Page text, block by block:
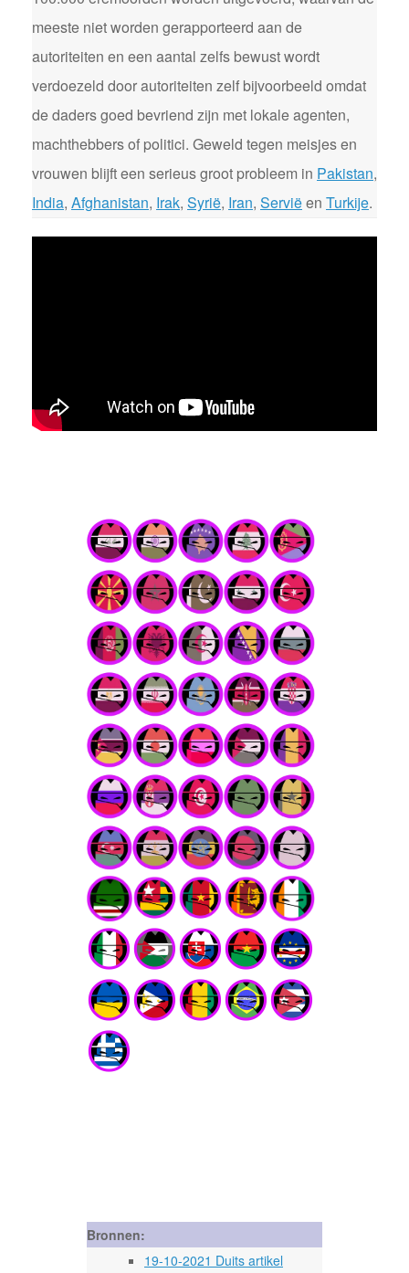
meeste niet worden gerapporteerd aan de
autoriteiten en een aantal zelfs bewust wordt
verdoezeld door autoriteiten zelf bijvoorbeeld omdat
de daders goed bevriend zijn met lokale agenten,
machthebbers of politici. Geweld tegen meisjes en
vrouwen blijft een serieus groot probleem in Pakistan,
India, Afghanistan, Irak, Syrië, Iran, Serviëen Turkije.
Bronnen:
19-10-2021 Duits artikel